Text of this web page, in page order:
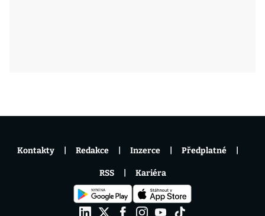
Kontakty Redakce Inzerce Předplatné
RSS Kariéra